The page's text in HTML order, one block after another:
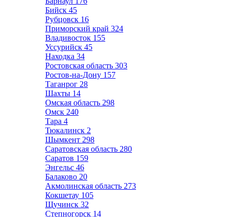
Бийск 45
Рубцовск 16
Приморский край 324
Владивосток 155
Уссурийск 45
Находка 34
Ростовская область 303
Ростов-на-Дону 157
Таганрог 28
Шахты 14
Омская область 298
Омск 240
Тара 4
Тюкалинск 2
Шымкент 298
Саратовская область 280
Саратов 159
Энгельс 46
Балаково 20
Акмолинская область 273
Кокшетау 105
Щучинск 32
Степногорск 14